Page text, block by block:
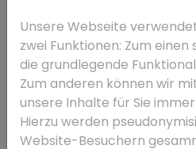
Ausführlich berichten
nächsten Message.
Unsere Webseite
zwei Funktionen: Zum
die grundlegende
Zum anderen können wir
unsere Inhalte für Sie
Hierzu werden
Website-Besuchern